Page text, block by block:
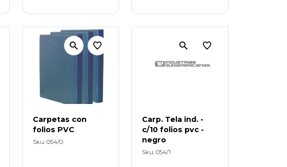
Carpetas con
folios PVC
Sku: 054/0
Carp. Tela ind. -
c/10 folios pvc -
negro
Sku: 054/1